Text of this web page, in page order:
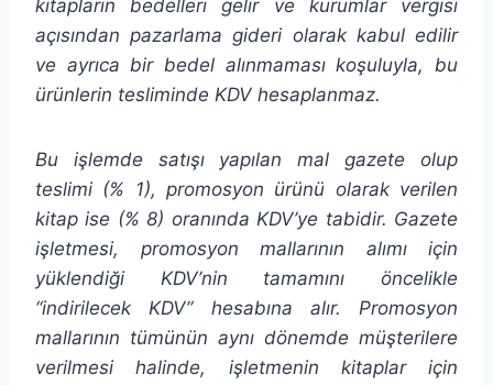
kitapların bedelleri gelir ve kurumlar vergisi
açısından pazarlama gideri olarak kabul edilir
ve ayrıca bir bedel alınmaması koşuluyla, bu
ürünlerin tesliminde KDV hesaplanmaz.
Bu işlemde satışı yapılan mal gazete olup
teslimi (% 1), promosyon ürünü olarak verilen
kitap ise (% 8) oranında KDV’ye tabidir. Gazete
işletmesi, promosyon mallarının alımı için
yüklendiği KDV’nin tamamını öncelikle
“indirilecek KDV” hesabına alır. Promosyon
mallarının tümünün aynı dönemde müşterilere
verilmesi halinde, işletmenin kitaplar için